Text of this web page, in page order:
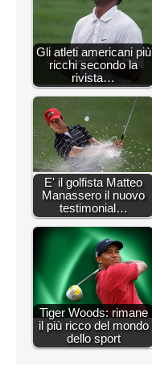
Gli atleti americani più
ricchi secondo la
rivista…
E' il golfista Matteo
Manassero il nuovo
testimonial…
Tiger Woods: rimane
il più ricco del mondo
dello sport